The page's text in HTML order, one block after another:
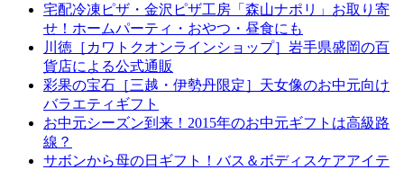
宅配冷凍ピザ・金沢ピザ工房「森山ナポリ」お取り寄
せ！ホームパーティ・おやつ・昼食にも
川徳［カワトクオンラインショップ］岩手県盛岡の百
貨店による公式通販
彩果の宝石［三越・伊勢丹限定］天女像のお中元向け
バラエティギフト
お中元シーズン到来！2015年のお中元ギフトは高級路
線？
サボンから母の日ギフト！バス＆ボディスケアアイテ